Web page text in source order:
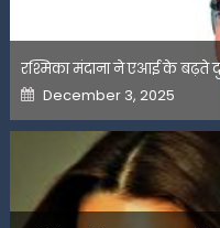
रश्मिका मंदाना ने एआई के बढ़ते
Posted
on
December 3, 2025